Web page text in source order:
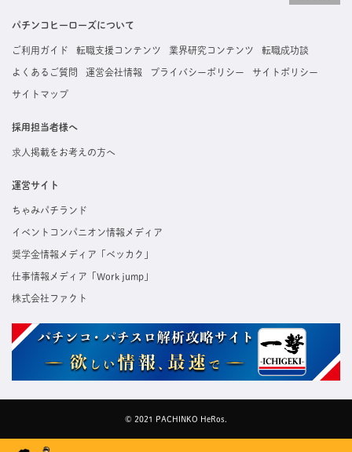
掲載している求人は、すべて契約法人様から寄せられた正規の求人情報です。応募いただい
た内容はすぐに直接事業所に届くためスムーズに転職・復職できます。
パチンコヒーローズについて
ご利用ガイド 転職支援コンテンツ 業界研究コンテンツ 転職成功談
よくあるご質問 運営会社情報 プライバシーポリシー サイトポリシー
サイトマップ
採用担当者様へ
求人掲載をお考えの方へ
運営サイト
ちゃみパチランド
イベントコンパニオン情報メディア
奨学金情報メディア「ベッカク」
仕事情報メディア「Work jump」
株式会社ファクト
© 2021 PACHINKO HeRos.